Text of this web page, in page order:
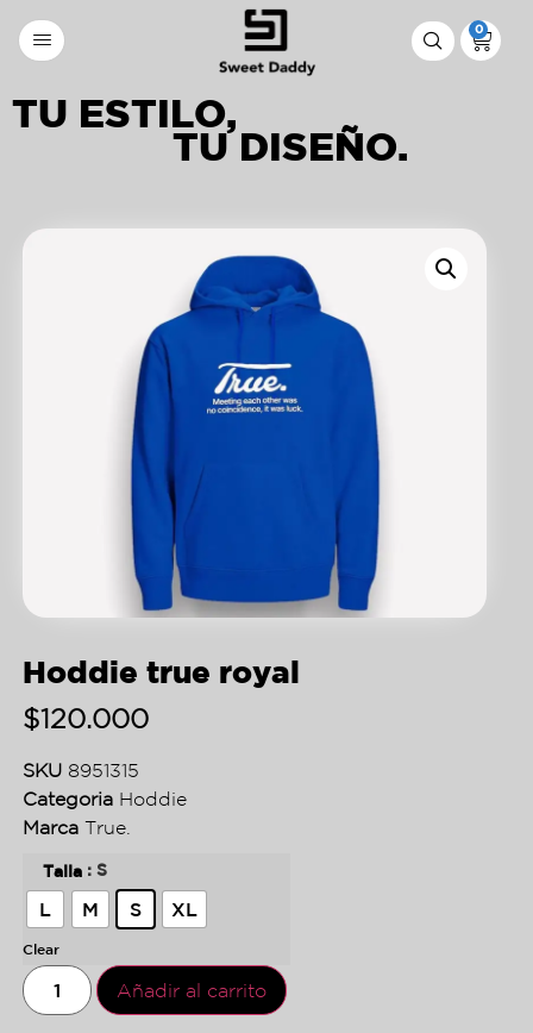
0
TU ESTILO,
TU DISEÑO.
Hoddie true royal
$120.000
SKU 8951315
Categoria Hoddie
Marca True.
Talla : S
L M S XL
Clear
Añadir al carrito